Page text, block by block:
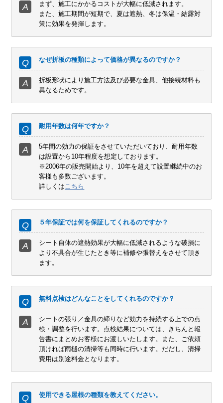
まず、施工にかかるコストが大幅に低減されます。
また、施工期間が短期で、夏は遮熱、冬は保温・結露対
策に効果を発揮します。
なぜ折板の種類によって価格が異なるのですか？
折板形状により施工方法及び必要な金具、他接続材料も
異なるためです。
耐用年数は何年ですか？
5年間の効力の保証をさせていただいており、耐用年数
は設置から10年程度を想定しております。
※2006年の販売開始より、10年を超えて設置継続中のお
客様も多数ございます。
詳しくはこちら
５年保証では何を保証してくれるのですか？
シート自体の遮熱効果が大幅に低減されるような破損に
より不具合が生じたとき等に補修や張替えをさせて頂き
ます。
無料点検はどんなことをしてくれるのですか？
シートの張り／金具の締りなど効力を持続する上での点
検・調整を行います。点検結果については、きちんと報
告書にまとめお客様にお渡しいたします。また、ご依頼
頂ければ雨樋の清掃等も同時に行います。だだし、清掃
費用は別途料金となります。
使用できる屋根の種類を教えてください。